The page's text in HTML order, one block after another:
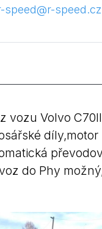
speed@r-speed.cz
vozu Volvo
díly,motor
do Phy